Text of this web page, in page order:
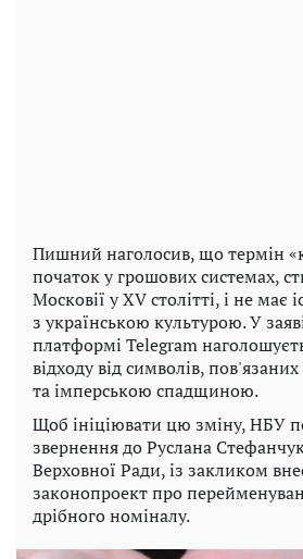
Пишний наголосив, що термін
початок у грошових системах,
Московії у XV столітті, і не має
з українською культурою. У
платформі Telegram
відходу від символів,
та імперською спадщиною.
Щоб ініціювати цю зміну, НБУ
звернення до Руслана
Верховної Ради, із закликом
законопроект про
дрібного номіналу.